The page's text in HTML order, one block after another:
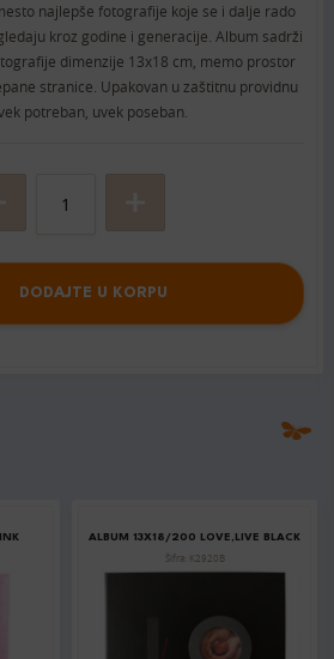
najlepše fotografije koje se i dalje rado
kroz godine i generacije. Album sadrži
dimenzije 13x18 cm, memo prostor
stranice. Upakovan u zaštitnu providnu
potreban, uvek poseban.
DODAJTE U KORPU
ALBUM 13X18/200 LOVE,LIVE BLACK
Šifra: K2920B